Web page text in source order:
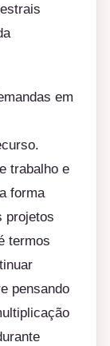
em
trabalho e
forma
projetos
termos
pensando